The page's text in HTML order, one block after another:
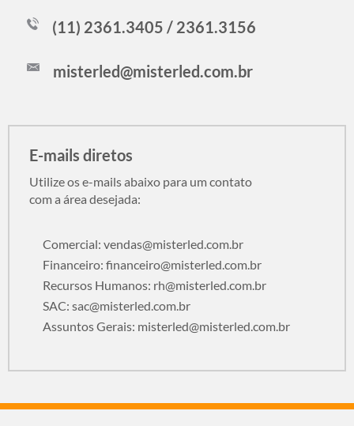
(11) 2361.3405 / 2361.3156
misterled@misterled.com.br
E-mails diretos
Utilize os e-mails abaixo para um contato
com a área desejada:
Comercial: vendas@misterled.com.br
Financeiro: financeiro@misterled.com.br
Recursos Humanos: rh@misterled.com.br
SAC: sac@misterled.com.br
Assuntos Gerais: misterled@misterled.com.br